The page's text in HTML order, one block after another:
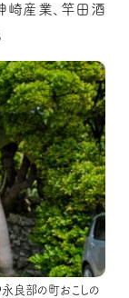
神崎産業、竿田酒
永良部の町おこしの
永良部の町おこしの